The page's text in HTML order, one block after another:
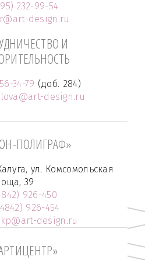
232-99-54
design.ru
И
34-79 (доб. 284)
design.ru
ПОЛИГРАФ»
ул. Комсомольская
39
926-450
926-454
design.ru